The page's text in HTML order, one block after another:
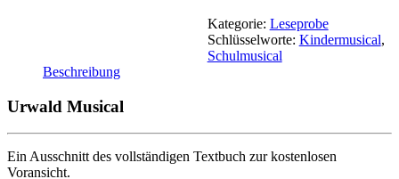
Kategorie: Leseprobe
Schlüsselworte: Kindermusical,
Schulmusical
Beschreibung
Urwald Musical
Ein Ausschnitt des vollständigen Textbuch zur kostenlosen
Voransicht.